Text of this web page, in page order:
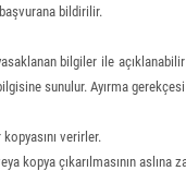
başvurana bildirilir.
bilgiler ile
sunulur. Ayırma
verirler.
kopya çıkarılmasının